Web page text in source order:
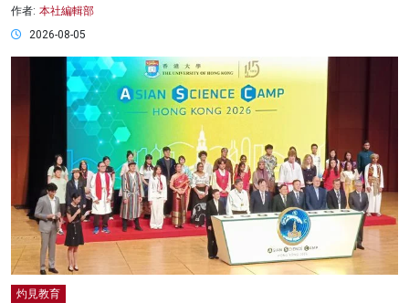
作者: 本社編輯部
2026-08-05
灼見教育